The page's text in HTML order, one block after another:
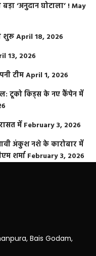
‘अनुदान घोटाला’ !May
शुरूApril 18, 2026
13, 2026
टीमApril 1, 2026
टूको किड्स के नए कैंपेन में
में February 3, 2026
अंकुश नशे के कारोबार में
शर्मा February 3, 2026
Bais Godam,